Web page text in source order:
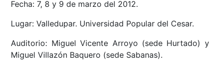
Fecha: 7, 8 y 9 de marzo del 2012.
Lugar: Valledupar. Universidad Popular del Cesar.
Auditorio: Miguel Vicente Arroyo (sede Hurtado) y
Miguel Villazón Baquero (sede Sabanas).